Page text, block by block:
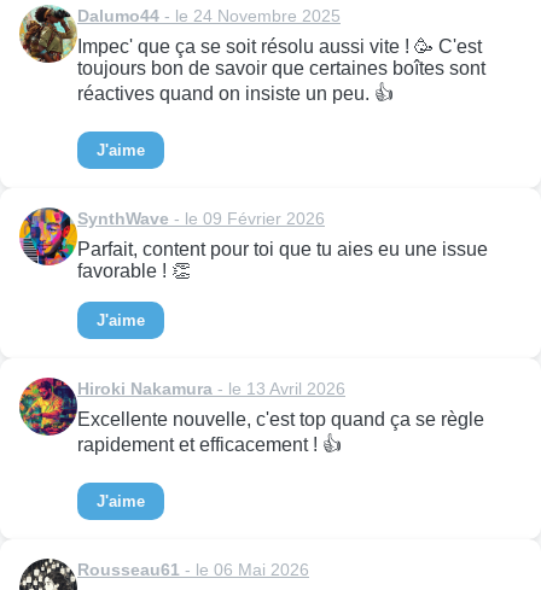
Dalumo44 - le 24 Novembre 2025
Impec' que ça se soit résolu aussi vite ! 🥳 C'est
toujours bon de savoir que certaines boîtes sont
réactives quand on insiste un peu. 👍
J'aime
SynthWave - le 09 Février 2026
Parfait, content pour toi que tu aies eu une issue
favorable ! 👏
J'aime
Hiroki Nakamura - le 13 Avril 2026
Excellente nouvelle, c'est top quand ça se règle
rapidement et efficacement ! 👍
J'aime
Rousseau61 - le 06 Mai 2026